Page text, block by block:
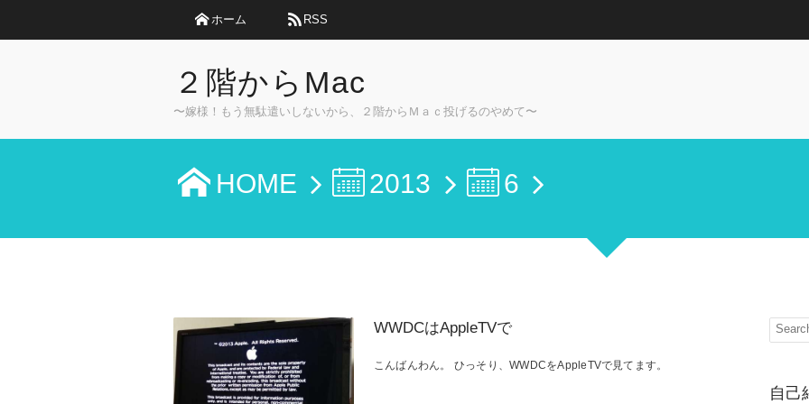
ホーム RSS
２階からMac
〜嫁様！もう無駄遣いしないから、２階からＭａｃ投げるのやめて〜
HOME 2013 6
WWDCはAppleTVで
こんばんわん。 ひっそり、WWDCをAppleTVで見てます。
自己